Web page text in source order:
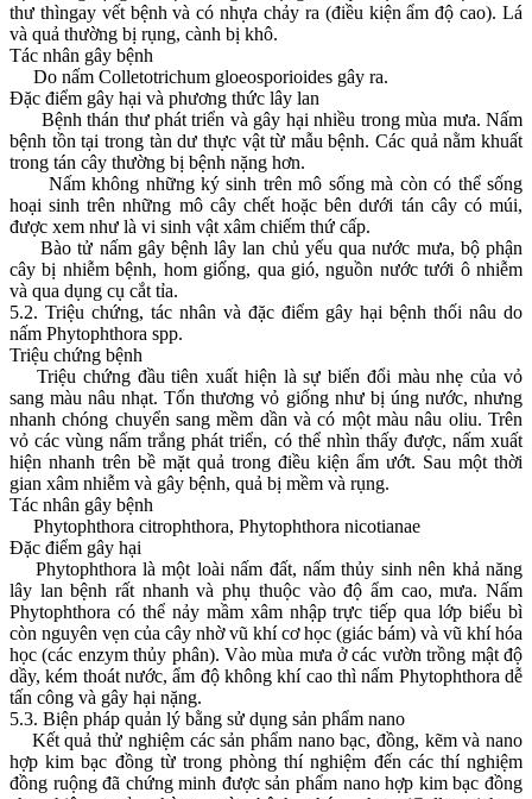
thư thìngay vết bệnh và có nhựa chảy ra (điều kiện ẩm độ cao). Lá
và quả thường bị rụng, cành bị khô.
Tác nhân gây bệnh
Do nấm Colletotrichum gloeosporioides gây ra.
Đặc điểm gây hại và phương thức lây lan
Bệnh thán thư phát triển và gây hại nhiều trong mùa mưa. Nấm
bệnh tồn tại trong tàn dư thực vật từ mẫu bệnh. Các quả nằm khuất
trong tán cây thường bị bệnh nặng hơn.
Nấm không những ký sinh trên mô sống mà còn có thể sống
hoại sinh trên những mô cây chết hoặc bên dưới tán cây có múi,
được xem như là vi sinh vật xâm chiếm thứ cấp.
Bào tử nấm gây bệnh lây lan chủ yếu qua nước mưa, bộ phận
cây bị nhiễm bệnh, hom giống, qua gió, nguồn nước tưới ô nhiễm
và qua dụng cụ cắt tỉa.
5.2. Triệu chứng, tác nhân và đặc điểm gây hại bệnh thối nâu do
nấm Phytophthora spp.
Triệu chứng bệnh
Triệu chứng đầu tiên xuất hiện là sự biến đổi màu nhẹ của vỏ
sang màu nâu nhạt. Tổn thương vỏ giống như bị úng nước, nhưng
nhanh chóng chuyển sang mềm dần và có một màu nâu oliu. Trên
vỏ các vùng nấm trắng phát triển, có thể nhìn thấy được, nấm xuất
hiện nhanh trên bề mặt quả trong điều kiện ẩm ướt. Sau một thời
gian xâm nhiễm và gây bệnh, quả bị mềm và rụng.
Tác nhân gây bệnh
Phytophthora citrophthora, Phytophthora nicotianae
Đặc điểm gây hại
Phytophthora là một loài nấm đất, nấm thủy sinh nên khả năng
lây lan bệnh rất nhanh và phụ thuộc vào độ ẩm cao, mưa. Nấm
Phytophthora có thể nảy mầm xâm nhập trực tiếp qua lớp biểu bì
còn nguyên vẹn của cây nhờ vũ khí cơ học (giác bám) và vũ khí hóa
học (các enzym thủy phân). Vào mùa mưa ở các vườn trồng mật độ
dầy, kém thoát nước, ẩm độ không khí cao thì nấm Phytophthora dễ
tấn công và gây hại nặng.
5.3. Biện pháp quản lý bằng sử dụng sản phẩm nano
Kết quả thử nghiệm các sản phẩm nano bạc, đồng, kẽm và nano
hợp kim bạc đồng từ trong phòng thí nghiệm đến các thí nghiệm
đồng ruộng đã chứng minh được sản phẩm nano hợp kim bạc đồng